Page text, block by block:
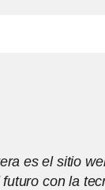
es el sitio
con la